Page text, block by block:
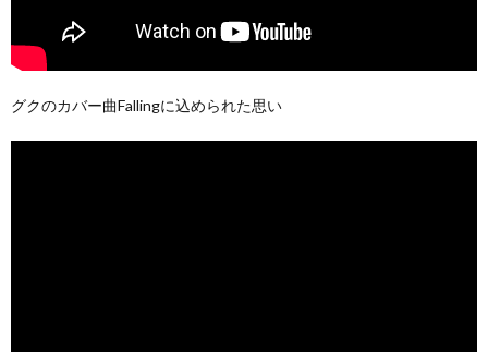
グクのカバー曲Fallingに込められた思い